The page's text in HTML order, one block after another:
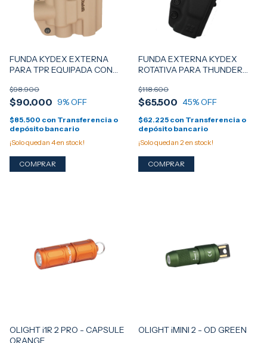
FUNDA KYDEX EXTERNA
PARA TPR EQUIPADA CON
$90.000
$98.900
9% OFF
$85.500 con Transferencia o
depósito bancario
¡Solo quedan 4en stock!
FUNDA EXTERNA KYDEX
ROTATIVA PARA THUNDER
$65.500
$118.600
45% OFF
$62.225 con Transferencia o
depósito bancario
¡Solo quedan 2en stock!
OLIGHT i1R 2 PRO - CAPSULE
ORANGE
OLIGHT iMINI 2 - OD GREEN